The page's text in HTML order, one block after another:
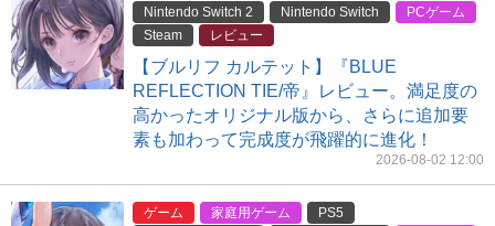
Nintendo Switch 2
Nintendo Switch
PCゲーム
Steam
レビュー
【ブルリフ カルテット】『BLUE
REFLECTION TIE/帝』レビュー。満足度の
高かったオリジナル版から、さらに追加要
素も加わって完成度が飛躍的に進化！
2026-08-02 12:00
ゲーム 家庭用ゲーム
PS5